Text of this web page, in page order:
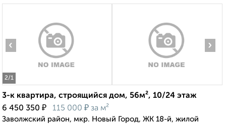
2/1
‹ ›
3-к квартира, строящийся дом, 56м², 10/24 этаж
6 450 350 ₽ 115 000 ₽ за м²
Заволжский район, мкр. Новый Город, ЖК 18-й, жилой